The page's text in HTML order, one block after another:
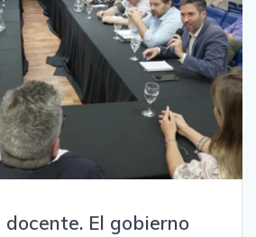
El gobierno